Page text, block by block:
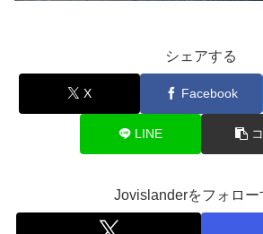
シェアする
X Facebook
LINE
Jovislanderをフォロー